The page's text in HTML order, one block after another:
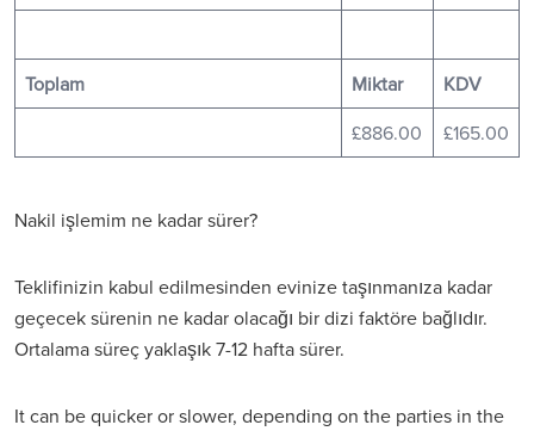
Toplam Miktar
KDV
£886.00
£165.00
Nakil işlemim ne kadar sürer?
Teklifinizin kabul edilmesinden evinize taşınmanıza kadar
geçecek sürenin ne kadar olacağı bir dizi faktöre bağlıdır.
Ortalama süreç yaklaşık 7-12 hafta sürer.
It can be quicker or slower, depending on the parties in the